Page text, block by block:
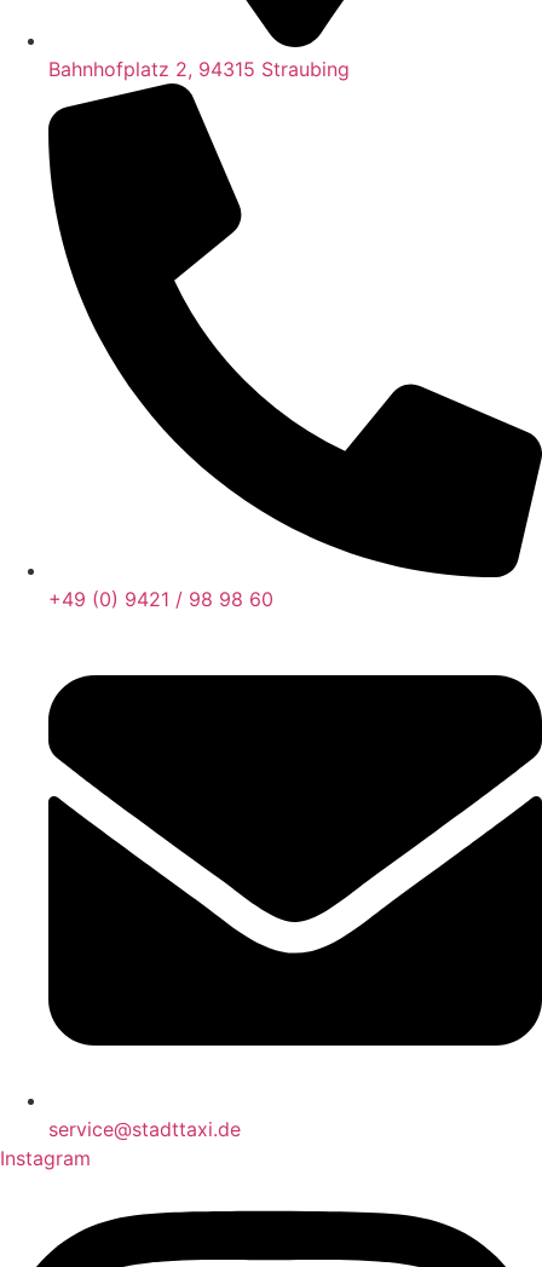
Bahnhofplatz 2, 94315 Straubing
+49 (0) 9421 / 98 98 60
service@stadttaxi.de
Instagram